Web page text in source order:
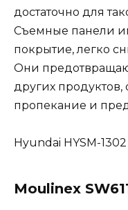
достаточно для
Съемные панели
покрытие, легко
Они
других
пропекание и
Hyundai HYSM-1302
Moulinex